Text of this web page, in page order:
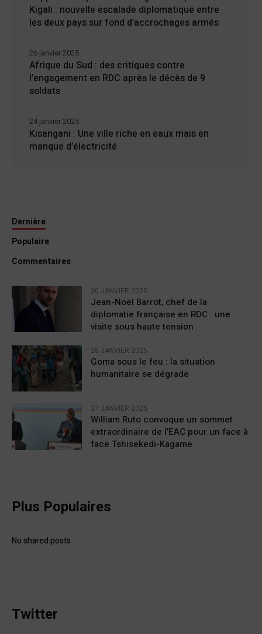
Kigali : nouvelle escalade diplomatique entre
les deux pays sur fond d’accrochages armés
Afrique du Sud : des critiques contre
l’engagement en RDC après le décès de 9
soldats
26 janvier 2025
Kisangani : Une ville riche en eaux mais en
manque d’électricité
24 janvier 2025
Dernière
Populaire
Commentaires
30 JANVIER 2025
Jean-Noël Barrot, chef de la
diplomatie française en RDC : une
visite sous haute tension
28 JANVIER 2025
Goma sous le feu : la situation
humanitaire se dégrade
27 JANVIER 2025
William Ruto convoque un sommet
extraordinaire de l’EAC pour un face à
face Tshisekedi-Kagame
Plus Populaires
No shared posts
Twitter